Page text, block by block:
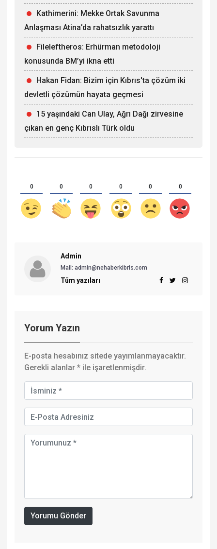
Kathimerini: Mekke Ortak Savunma
Anlaşması Atina’da rahatsızlık yarattı
Fileleftheros: Erhürman metodoloji
konusunda BM’yi ikna etti
Hakan Fidan: Bizim için Kıbrıs'ta çözüm iki
devletli çözümün hayata geçmesi
15 yaşındaki Can Ulay, Ağrı Dağı zirvesine
çıkan en genç Kıbrıslı Türk oldu
0 0 0 0 0 0
Admin
Mail: admin@nehaberkibris.com
Tüm yazıları
Yorum Yazın
E-posta hesabınız sitede yayımlanmayacaktır.
Gerekli alanlar * ile işaretlenmişdir.
Yorumu Gönder